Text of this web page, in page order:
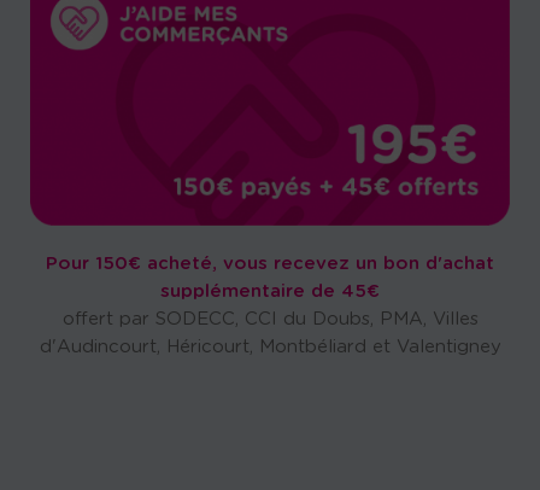
Pour 150€ acheté, vous recevez un bon d'achat
supplémentaire de 45€
offert par SODECC, CCI du Doubs, PMA, Villes
d'Audincourt, Héricourt, Montbéliard et Valentigney